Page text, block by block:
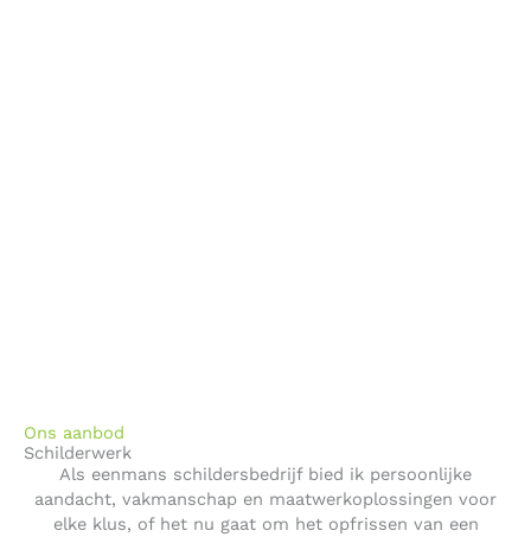
Ons aanbod
Schilderwerk
Als eenmans schildersbedrijf bied ik persoonlijke
aandacht, vakmanschap en maatwerkoplossingen voor
elke klus, of het nu gaat om het opfrissen van een